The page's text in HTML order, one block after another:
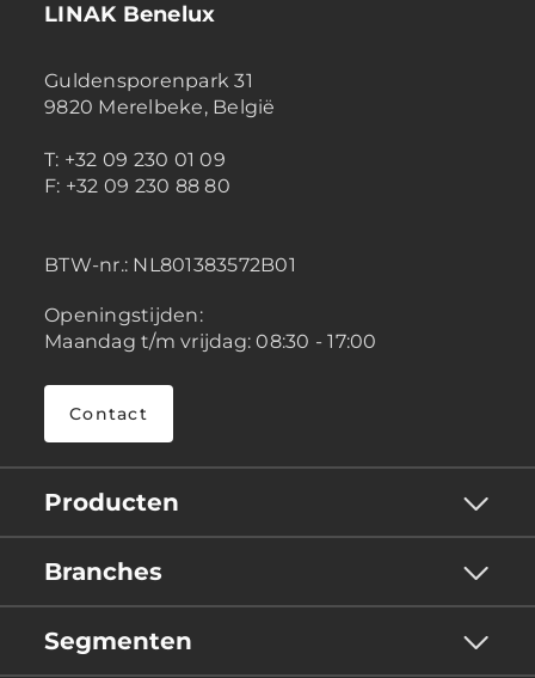
LINAK Benelux
Guldensporenpark 31
9820 Merelbeke, België
T: +32 09 230 01 09
F: +32 09 230 88 80
BTW-nr.: NL801383572B01
Openingstijden:
Maandag t/m vrijdag: 08:30 - 17:00
Contact
Producten
Branches
Segmenten